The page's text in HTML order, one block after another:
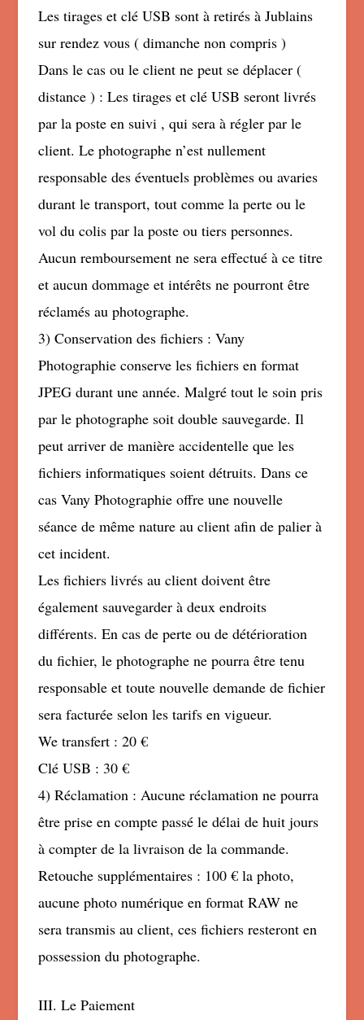
Les tirages et clé USB sont à retirés à Jublains
sur rendez vous ( dimanche non compris )
Dans le cas ou le client ne peut se déplacer (
distance ) : Les tirages et clé USB seront livrés
par la poste en suivi , qui sera à régler par le
client. Le photographe n’est nullement
responsable des éventuels problèmes ou avaries
durant le transport, tout comme la perte ou le
vol du colis par la poste ou tiers personnes.
Aucun remboursement ne sera effectué à ce titre
et aucun dommage et intérêts ne pourront être
réclamés au photographe.
3) Conservation des fichiers : Vany
Photographie conserve les fichiers en format
JPEG durant une année. Malgré tout le soin pris
par le photographe soit double sauvegarde. Il
peut arriver de manière accidentelle que les
fichiers informatiques soient détruits. Dans ce
cas Vany Photographie offre une nouvelle
séance de même nature au client afin de palier à
cet incident.
Les fichiers livrés au client doivent être
également sauvegarder à deux endroits
différents. En cas de perte ou de détérioration
du fichier, le photographe ne pourra être tenu
responsable et toute nouvelle demande de fichier
sera facturée selon les tarifs en vigueur.
We transfert : 20 €
Clé USB : 30 €
4) Réclamation : Aucune réclamation ne pourra
être prise en compte passé le délai de huit jours
à compter de la livraison de la commande.
Retouche supplémentaires : 100 € la photo,
aucune photo numérique en format RAW ne
sera transmis au client, ces fichiers resteront en
possession du photographe.
III. Le Paiement